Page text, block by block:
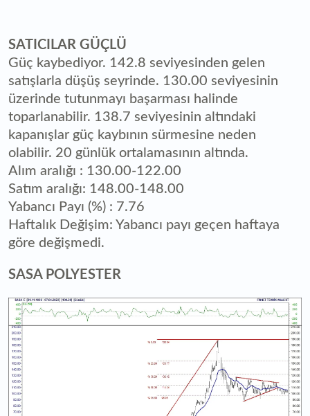
SATICILAR GÜÇLÜ
Güç kaybediyor. 142.8 seviyesinden gelen
satışlarla düşüş seyrinde. 130.00 seviyesinin
üzerinde tutunmayı başarması halinde
toparlanabilir. 138.7 seviyesinin altındaki
kapanışlar güç kaybının sürmesine neden
olabilir. 20 günlük ortalamasının altında.
Alım aralığı : 130.00-122.00
Satım aralığı: 148.00-148.00
Yabancı Payı (%) : 7.76
Haftalık Değişim: Yabancı payı geçen haftaya
göre değişmedi.
SASA POLYESTER